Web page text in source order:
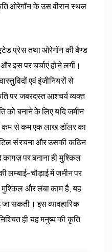
ओरेगॉन के उस वीरान स्थल
प्रेस तथा ओरेगॉन की बैण्ड
इस पर चर्चाएं होने लगीं।
एवं इंजीनियरों से
पर जबरदस्त आश्चर्य व्यक्त
को बनाने के लिए यदि जमीन
कम से कम एक लाख डॉलर का
संरचना और उसकी कठिन
पर बनाना ही मुश्किल
लम्बाई-चौड़ाई में जमीन पर
मुश्किल और लंबा काम है, यह
जा सकती। इस व्यावहारिक
ही यह मनुष्य की कृति